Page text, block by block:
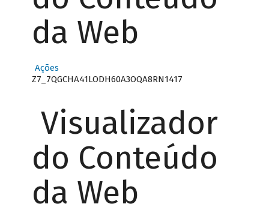
da Web
Ações
Z7_7QGCHA41LODH60A3OQA8RN1417
Visualizador
do Conteúdo
da Web